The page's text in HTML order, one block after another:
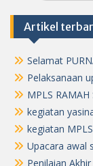
Artikel
Selamat
Pelaksanaan
MPLS
kegiatan
kegiatan
Upacara awal
Penilaian